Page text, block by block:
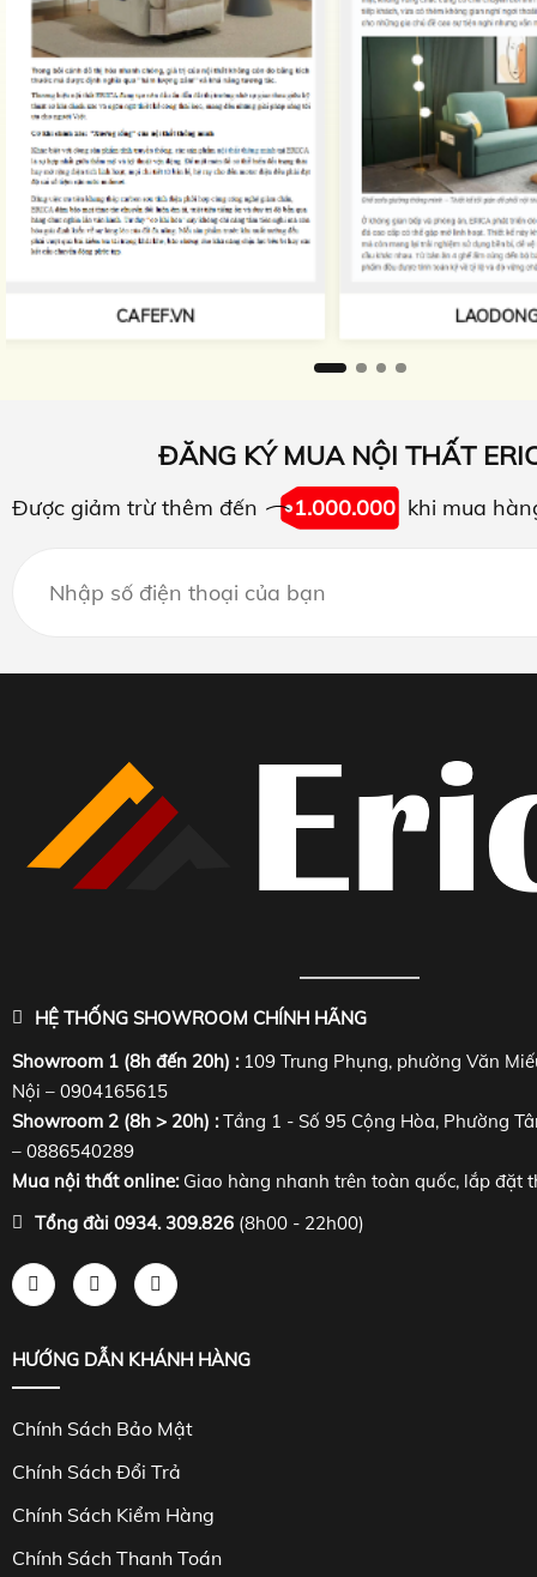
LAODONG.VN
ĐĂNG KÝ MUA NỘI THẤT
Được giảm trừ thêm đến 1.000.000 khi mua
HỆ THỐNG SHOWROOM CHÍNH HÃNG
Showroom 1 (8h đến 20h) : 109 Trung Phụng, phường Văn
Nội – 0904165615
Showroom 2 (8h > 20h) :Tầng 1 - Số 95 Cộng Hòa, Phường
– 0886540289
Mua nội thất online:Giao hàng nhanh trên toàn quốc, lắp đặt
Tổng đài 0934. 309.826 (8h00 - 22h00)
HƯỚNG DẪN KHÁNH HÀNG
Chính Sách Bảo Mật
Chính Sách Đổi Trả
Chính Sách Kiểm Hàng
Chính Sách Thanh Toán